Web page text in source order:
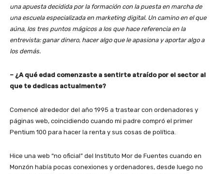
una apuesta decidida por la formación con la puesta en marcha de
una escuela especializada en marketing digital. Un camino en el que
aúna, los tres puntos mágicos a los que hace referencia en la
entrevista: ganar dinero, hacer algo que le apasiona y aportar algo a
los demás.
– ¿A qué edad comenzaste a sentirte atraído por el sector al
que te dedicas actualmente?
Comencé alrededor del año 1995 a trastear con ordenadores y
páginas web, coincidiendo cuando mi padre compró el primer
Pentium 100 para hacer la renta y sus cosas de política.
Hice una web “no oficial” del Instituto Mor de Fuentes cuando en
Monzón había pocas conexiones y ordenadores, desde luego no